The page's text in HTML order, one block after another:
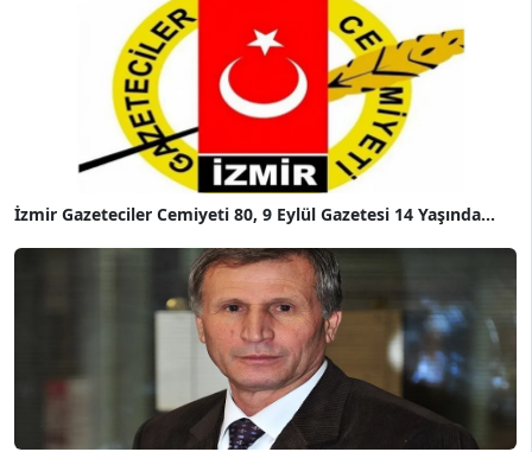
İzmir Gazeteciler Cemiyeti 80, 9 Eylül Gazetesi 14 Yaşında...